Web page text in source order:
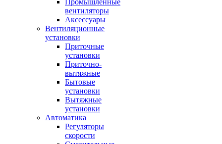
Промышленные
вентиляторы
Аксессуары
Вентиляционные
установки
Приточные
установки
Приточно-
вытяжные
Бытовые
установки
Вытяжные
установки
Автоматика
Регуляторы
скорости